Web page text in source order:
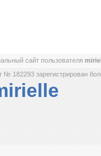
сайт пользователя
№ 182293 зарегистрирован